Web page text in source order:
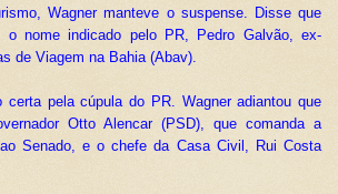
Wagner manteve o suspense. Disse que
o nome indicado pelo PR, Pedro Galvão, ex-
de Viagem na Bahia (Abav).
pela cúpula do PR. Wagner adiantou que
Otto Alencar (PSD), que comanda a
Senado, e o chefe da Casa Civil, Rui Costa